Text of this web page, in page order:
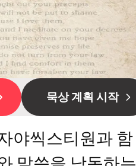
묵상 계획 시작
야씩스티원과 함